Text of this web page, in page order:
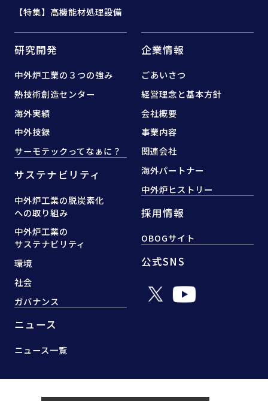
【特集】高機能材処理設備
研究開発
中外炉工業の３つの強み
熱技術創造センター
海外実績
中外技録
サーモテックってなぁに？
サステナビリティ
中外炉工業の脱炭素化
への取り組み
中外炉工業の
サステナビリティ
環境
社会
ガバナンス
ニュース
ニュース一覧
企業情報
ごあいさつ
経営理念と基本方針
会社概要
事業内容
関連会社
海外パートナー
中外炉ヒストリー
採用情報
OBOGサイト
公式SNS